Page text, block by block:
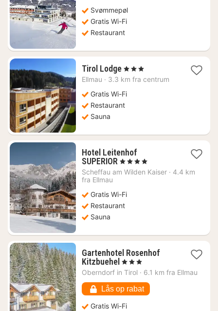
Svømmepøl
Gratis Wi-Fi
Restaurant
Tirol Lodge1
nat
911
kr.
, 3 Stjerner
Ellmau · 3.3 km fra centrum
Gratis Wi-Fi
Restaurant
Sauna
Hotel Leitenhof
SUPERIOR 1
nat
kr.
, 4 Stjerner
Scheffau am Wilden Kaiser · 4.4 km
fra Ellmau
Gratis Wi-Fi
Restaurant
Sauna
Gartenhotel Rosenhof
Kitzbuehel 1
nat
817
kr.
, 3 Stjerner
Oberndorf in Tirol · 6.1 km fra Ellmau
Lås op rabat
Gratis Wi-Fi